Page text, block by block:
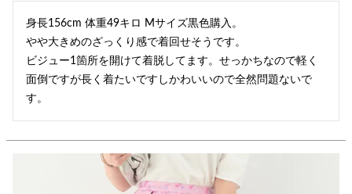
身長156cm 体重49キロ Mサイズ黒色購入。
やや大きめのざっくり感で着回せそうです。
ビジュー1箇所を開けて着脱してます。せっかちなので軽く
面倒ですが長く着たいですしかわいいので全然問題ないで
す。